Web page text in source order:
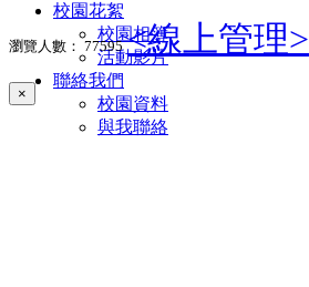
校園花絮
校園相簿
活動影片
聯絡我們
校園資料
與我聯絡
瀏覽人數： 77595 <線上管理>
×